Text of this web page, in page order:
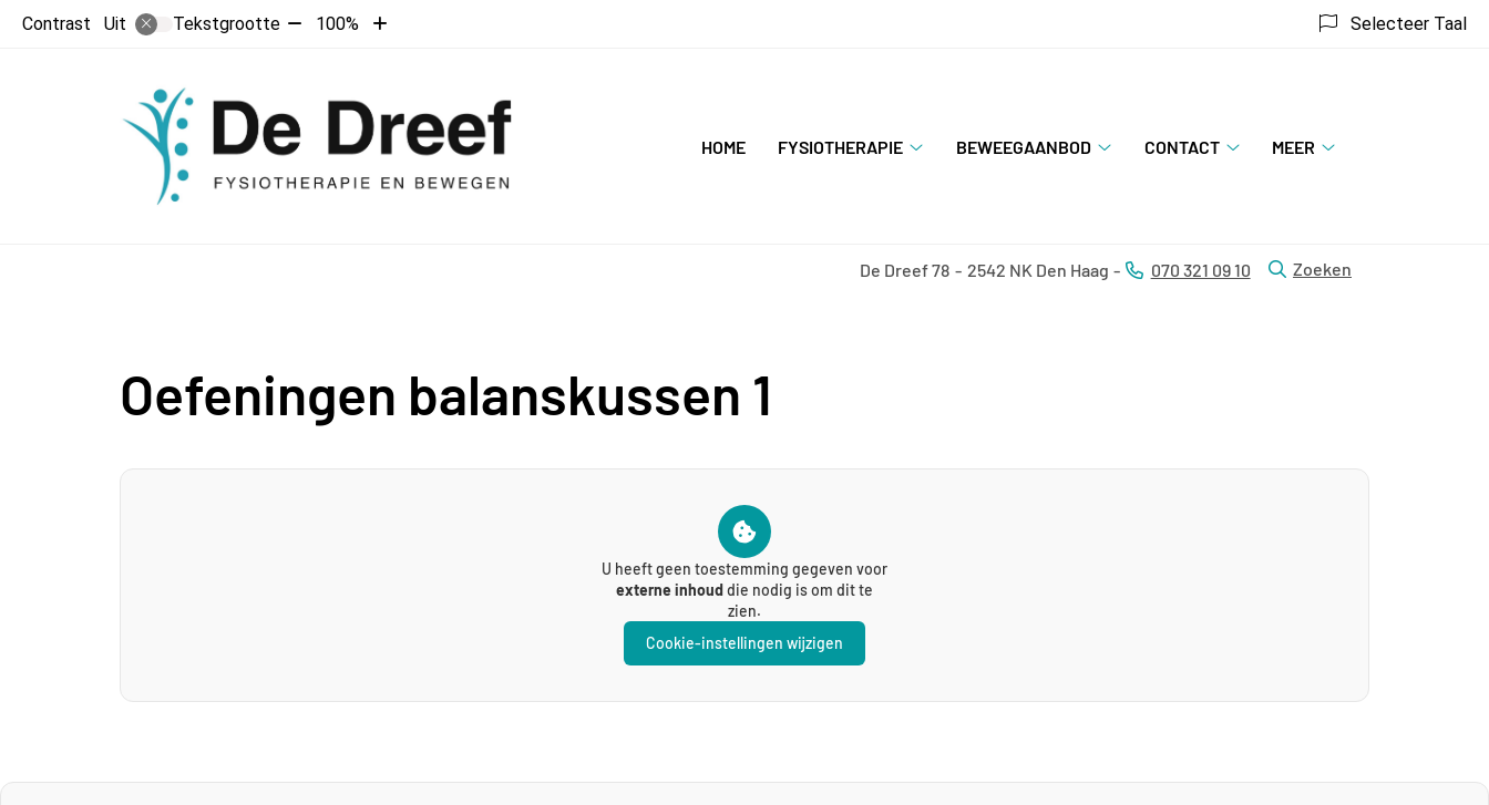
Contrast Uit Tekstgrootte Tekst100%
Tekst
Selecteer Taal
HOME
FYSIOTHERAPIE
BEWEEGAANBOD
CONTACT
MEER
De Dreef78 2542 NK Den Haag Tel:
070 321 09 10 Zoeken
Oefeningen balanskussen 1
U heeft geen toestemming gegeven voor
externe inhouddie nodig is om dit te
zien.
Cookie-instellingen wijzigen